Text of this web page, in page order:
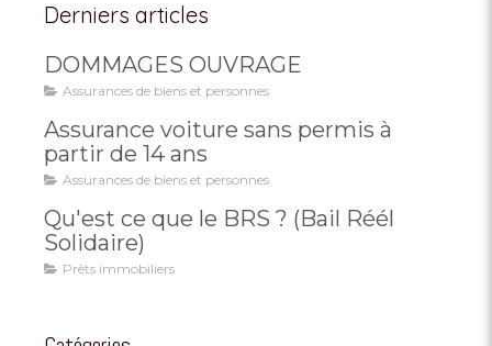
Derniers articles
DOMMAGES OUVRAGE
Assurances de biens et personnes
Assurance voiture sans permis à
partir de 14 ans
Assurances de biens et personnes
Qu'est ce que le BRS ? (Bail Réél
Solidaire)
Prêts immobiliers